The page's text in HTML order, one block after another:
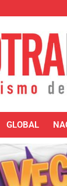
GLOBAL